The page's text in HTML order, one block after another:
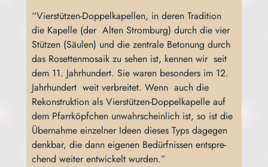
“Vier­stüt­zen-Dop­pel­ka­pel­len, in deren Tra­di­ti­on
die Kapel­le (der Alten Strom­burg) durch die vier
Stüt­zen (Säu­len) und die zen­tra­le Beto­nung durch
das Roset­ten­mo­sa­ik zu sehen ist, ken­nen wir seit
dem 11. Jahr­hun­dert. Sie waren beson­ders im 12.
Jahr­hun­dert weit ver­brei­tet. Wenn auch die
Rekon­struk­ti­on als Vier­stüt­zen-Dop­pel­ka­pel­le auf
dem Pfarr­köpf­chen unwahr­schein­lich ist, so ist die
Über­nah­me ein­zel­ner Ideen die­ses Typs dage­gen
denk­bar, die dann eige­nen Bedürf­nis­sen ent­spre­
chend wei­ter ent­wi­ckelt wurden.”